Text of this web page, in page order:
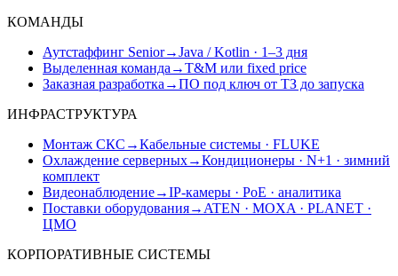
КОМАНДЫ
Аутстаффинг Senior→Java / Kotlin · 1–3 дня
Выделенная команда →T&M или fixed price
Заказная разработка →ПО под ключ от ТЗ до запуска
ИНФРАСТРУКТУРА
Монтаж СКС →Кабельные системы · FLUKE
Охлаждение серверных→Кондиционеры · N+1 · зимний
комплект
Видеонаблюдение→IP-камеры · PoE · аналитика
Поставки оборудования→ ATEN · MOXA · PLANET ·
ЦМО
КОРПОРАТИВНЫЕ СИСТЕМЫ